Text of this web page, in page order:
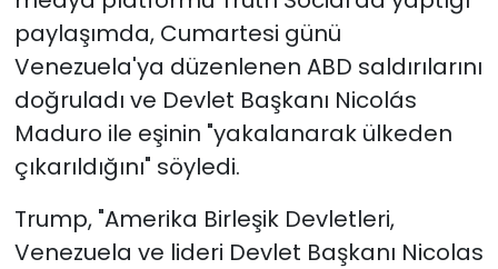
paylaşımda, Cumartesi günü
Venezuela'ya düzenlenen ABD saldırılarını
doğruladı ve Devlet Başkanı Nicolás
Maduro ile eşinin "yakalanarak ülkeden
çıkarıldığını" söyledi.
Trump, "Amerika Birleşik Devletleri,
Venezuela ve lideri Devlet Başkanı Nicolas